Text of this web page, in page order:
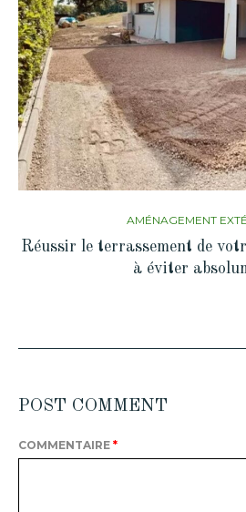
AMÉNAGEMENT
Réussir le terrassement de
à éviter
POST COMMENT
COMMENTAIRE *